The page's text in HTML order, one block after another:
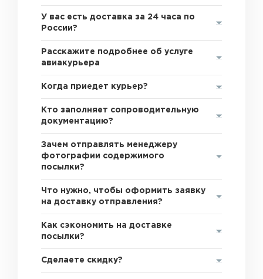
У вас есть доставка за 24 часа по
России?
Расскажите подробнее об услуге
авиакурьера
Когда приедет курьер?
Кто заполняет сопроводительную
документацию?
Зачем отправлять менеджеру
фотографии содержимого
посылки?
Что нужно, чтобы оформить заявку
на доставку отправления?
Как сэкономить на доставке
посылки?
Сделаете скидку?